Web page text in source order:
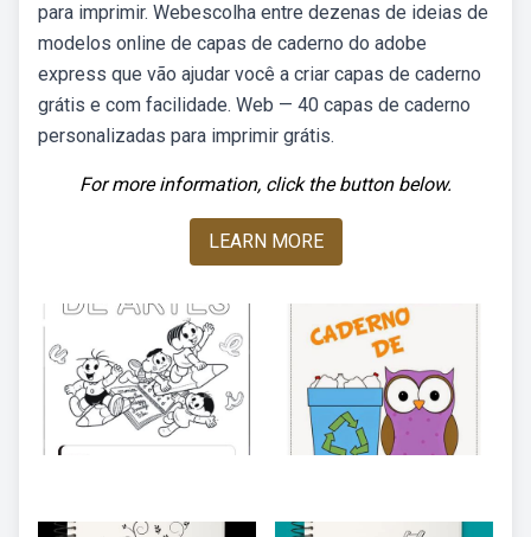
para imprimir. Webescolha entre dezenas de ideias de
modelos online de capas de caderno do adobe
express que vão ajudar você a criar capas de caderno
grátis e com facilidade. Web — 40 capas de caderno
personalizadas para imprimir grátis.
For more information, click the button below.
LEARN MORE